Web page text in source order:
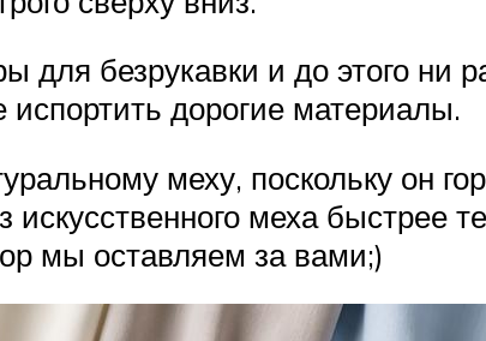
безрукавки и до этого ни
дорогие материалы.
меху, поскольку он
искусственного меха
мы оставляем за вами;)